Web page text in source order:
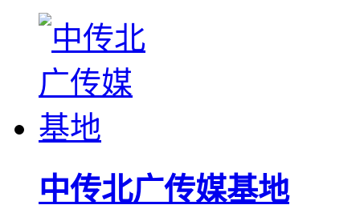
中传北广传媒基地